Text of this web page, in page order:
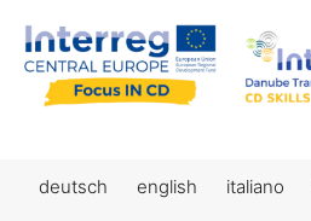
deutsch english italiano